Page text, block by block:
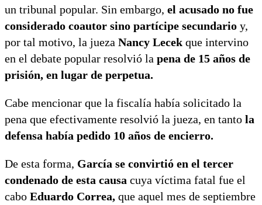
un tribunal popular. Sin embargo, el acusado no fue
considerado coautor sino partícipe secundario y,
por tal motivo, la jueza Nancy Lecek que intervino
en el debate popular resolvió la pena de 15 años de
prisión, en lugar de perpetua.
Cabe mencionar que la fiscalía había solicitado la
pena que efectivamente resolvió la jueza, en tanto la
defensa había pedido 10 años de encierro.
De esta forma, García se convirtió en el tercer
condenado de esta causa cuya víctima fatal fue el
cabo Eduardo Correa, que aquel mes de septiembre